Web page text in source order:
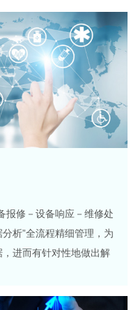
报修－设备响应－维修处
析”全流程精细管理，为
进而有针对性地做出解